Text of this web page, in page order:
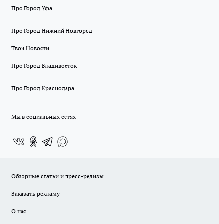
Про Город Уфа
Про Город Нижний Новгород
Твои Новости
Про Город Владивосток
Про Город Краснодара
Мы в социальных сетях
Обзорные статьи и пресс-релизы
Заказать рекламу
О нас